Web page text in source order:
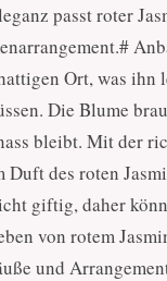
passt roter
Ort, was
Die Blume
bleibt. Mit der
Duft des roten
giftig, daher
von rotem
und